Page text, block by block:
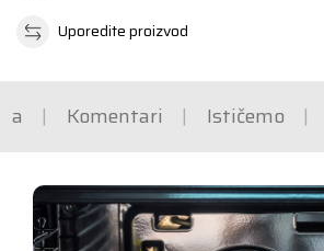
Uporedite proizvod
Komentari Ističemo